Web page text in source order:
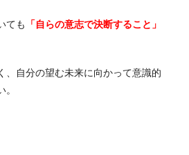
ても
「自らの意志で決断すること」
、自分の望む未来に向かって意識的